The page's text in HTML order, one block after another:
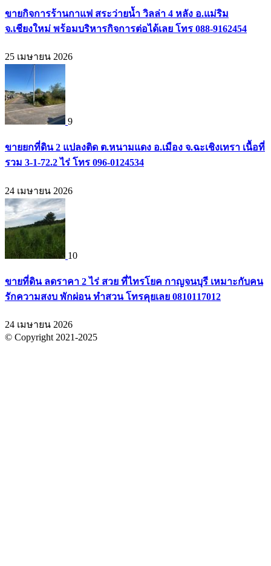
ขายกิจการร้านกาแฟ สระว่ายน้ำ วิลล่า 4 หลัง อ.แม่ริม
จ.เชียงใหม่ พร้อมบริหารกิจการต่อได้เลย โทร 088-9162454
25 เมษายน 2026
9
ขายยกที่ดิน 2 แปลงติด ต.หนามแดง อ.เมือง จ.ฉะเชิงเทรา เนื้อที่
รวม 3-1-72.2 ไร่ โทร 096-0124534
24 เมษายน 2026
10
ขายที่ดิน ลดราคา 2 ไร่ สวย ที่ไทรโยค กาญจนบุรี เหมาะกับคน
รักความสงบ พักผ่อน ทำสวน โทรคุยเลย 0810117012
24 เมษายน 2026
© Copyright 2021-2025